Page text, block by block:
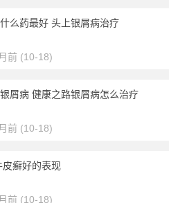
么药最好 头上银屑病治疗
前 (10-18)
屑病 健康之路银屑病怎么治疗
前 (10-18)
癣好的表现
前 (10-18)